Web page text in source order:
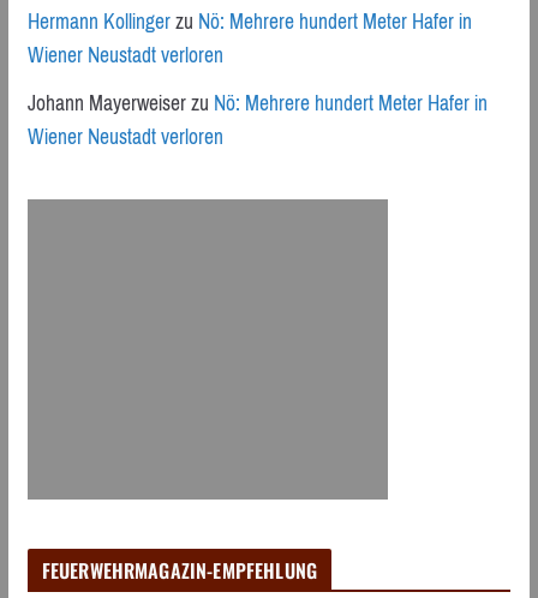
Hermann KollingerzuNö: Mehrere hundert Meter Hafer in
Wiener Neustadt verloren
Johann MayerweiserzuNö: Mehrere hundert Meter Hafer in
Wiener Neustadt verloren
FEUERWEHRMAGAZIN-EMPFEHLUNG